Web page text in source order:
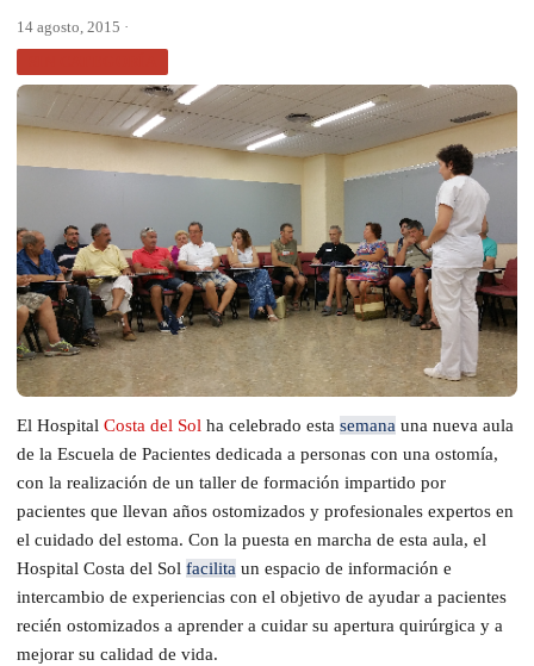
14 agosto, 2015 ·
El Hospital Costa del Sol ha celebrado esta semana una nueva aula
de la Escuela de Pacientes dedicada a personas con una ostomía,
con la realización de un taller de formación impartido por
pacientes que llevan años ostomizados y profesionales expertos en
el cuidado del estoma. Con la puesta en marcha de esta aula, el
Hospital Costa del Sol facilita un espacio de información e
intercambio de experiencias con el objetivo de ayudar a pacientes
recién ostomizados a aprender a cuidar su apertura quirúrgica y a
mejorar su calidad de vida.